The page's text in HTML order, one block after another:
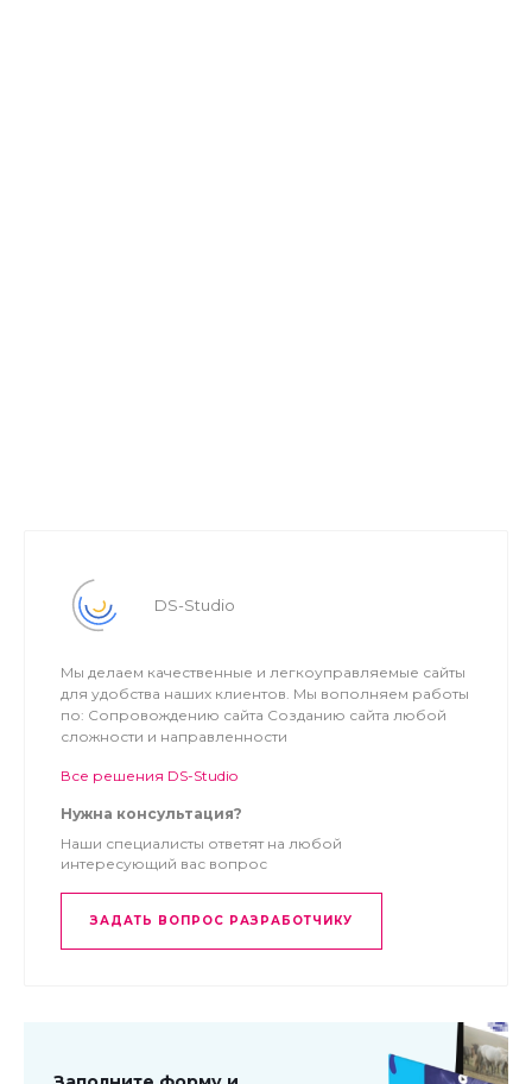
DS-Studio
Мы делаем качественные и легкоуправляемые сайты
для удобства наших клиентов. Мы вополняем работы
по: Сопровождению сайта Созданию сайта любой
сложности и направленности
Все решения DS-Studio
Нужна консультация?
Наши специалисты ответят на любой
интересующий вас вопрос
ЗАДАТЬ ВОПРОС РАЗРАБОТЧИКУ